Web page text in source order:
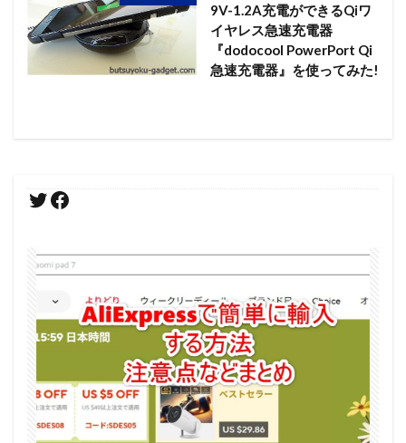
9V-1.2A充電ができるQiワ
イヤレス急速充電器
『dodocool PowerPort Qi
急速充電器』を使ってみた!